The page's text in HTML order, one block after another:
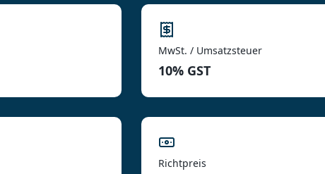
MwSt. / Umsatzsteuer
10% GST
Richtpreis